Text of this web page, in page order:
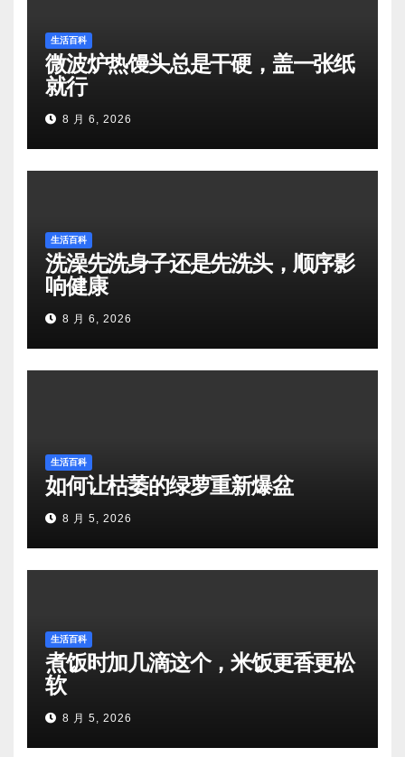
生活百科
微波炉热馒头总是干硬，盖一张纸
就行
8 月 6, 2026
生活百科
洗澡先洗身子还是先洗头，顺序影
响健康
8 月 6, 2026
生活百科
如何让枯萎的绿萝重新爆盆
8 月 5, 2026
生活百科
煮饭时加几滴这个，米饭更香更松
软
8 月 5, 2026